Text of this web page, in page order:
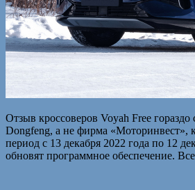
Отзыв кроссоверов Voyah Free
Dongfeng, а не фирма «Моторинвест»,
период с 13 декабря 2022 года по 12
обновят программное обеспечение.